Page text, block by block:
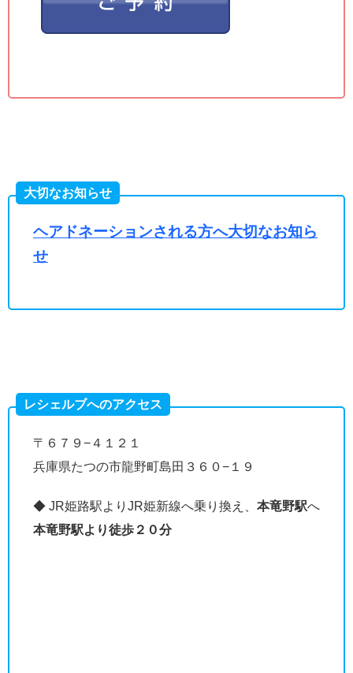
大切なお知らせ
ヘアドネーションされる方へ大切なお知ら
せ
レシェルブへのアクセス
〒６７９−４１２１
兵庫県たつの市龍野町島田３６０−１９
◆ JR姫路駅よりJR姫新線へ乗り換え、 本竜野駅へ
本竜野駅より徒歩２０分